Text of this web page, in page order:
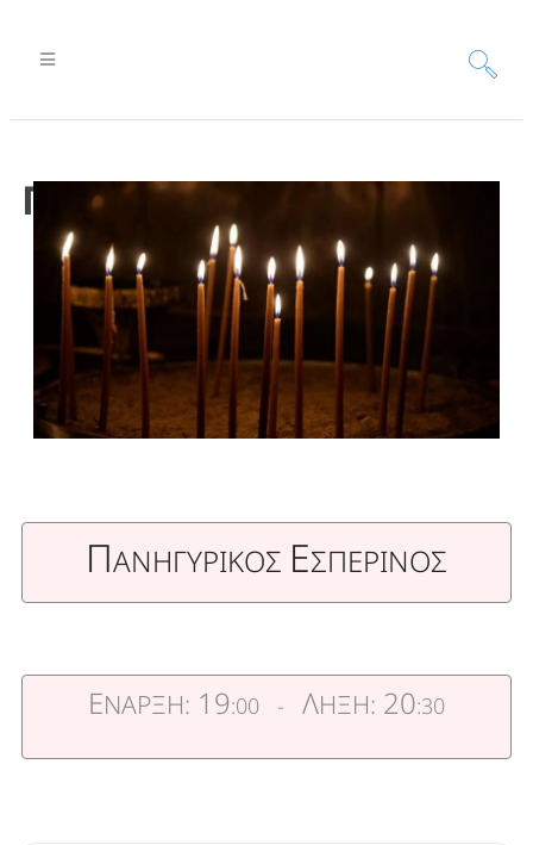
Πανηγυρικός Εσπερινός
ΠΑΝΗΓΥΡΙΚΟΣ ΕΣΠΕΡΙΝΟΣ
ΕΝΑΡΞΗ: 19:00 - ΛΗΞΗ: 20:30